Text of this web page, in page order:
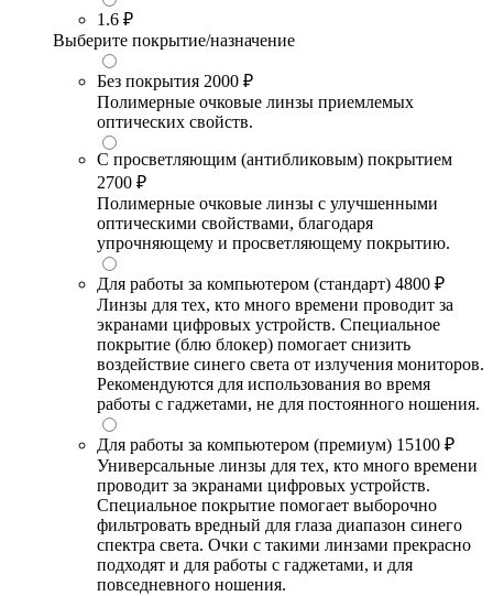
1.6 ₽
Выберите покрытие/назначение
Без покрытия 2000 ₽
Полимерные очковые линзы приемлемых
оптических свойств.
С просветляющим (антибликовым) покрытием
2700 ₽
Полимерные очковые линзы с улучшенными
оптическими свойствами, благодаря
упрочняющему и просветляющему покрытию.
Для работы за компьютером (стандарт) 4800 ₽
Линзы для тех, кто много времени проводит за
экранами цифровых устройств. Специальное
покрытие (блю блокер) помогает снизить
воздействие синего света от излучения мониторов.
Рекомендуются для использования во время
работы с гаджетами, не для постоянного ношения.
Для работы за компьютером (премиум) 15100 ₽
Универсальные линзы для тех, кто много времени
проводит за экранами цифровых устройств.
Специальное покрытие помогает выборочно
фильтровать вредный для глаза диапазон синего
спектра света. Очки с такими линзами прекрасно
подходят и для работы с гаджетами, и для
повседневного ношения.